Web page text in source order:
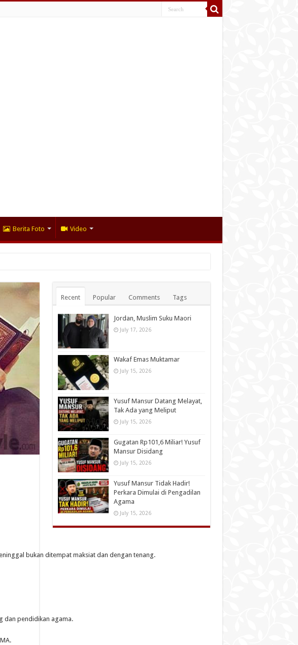
Berita Foto Video
bukan ditempat maksiat dan dengan tenang.
dan pendidikan agama.
Recent Popular Comments Tags
Jordan, Muslim Suku Maori
July 17, 2026
Wakaf Emas Muktamar
July 15, 2026
Yusuf Mansur Datang Melayat,
Tak Ada yang Meliput
July 15, 2026
Gugatan Rp101,6 Miliar! Yusuf
Mansur Disidang
July 15, 2026
Yusuf Mansur Tidak Hadir!
Perkara Dimulai di Pengadilan
Agama
July 15, 2026